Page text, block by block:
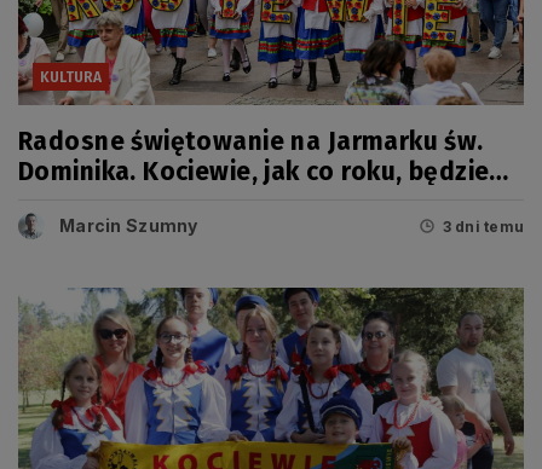
KULTURA
Radosne świętowanie na Jarmarku św.
Dominika. Kociewie, jak co roku, będzie
Marcin Szumny 3 dni temu